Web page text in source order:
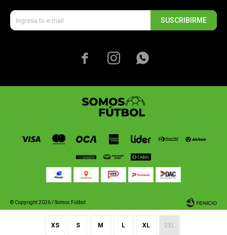
XS S M L XL 2XL
SUSCRIBIRME
  
© Copyright 2026 / Somos Fútbol